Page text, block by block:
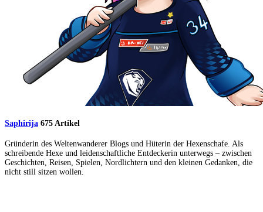
Saphirija 675 Artikel
Gründerin des Weltenwanderer Blogs und Hüterin der Hexenschafe. Als
schreibende Hexe und leidenschaftliche Entdeckerin unterwegs – zwischen
Geschichten, Reisen, Spielen, Nordlichtern und den kleinen Gedanken, die
nicht still sitzen wollen.